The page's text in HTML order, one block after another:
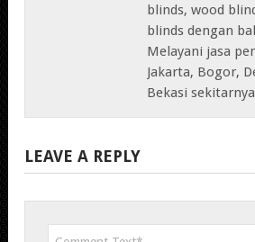
blinds, wood
blinds dengan
Melayani jasa
Jakarta, Bogor,
Bekasi
LEAVE A REPLY